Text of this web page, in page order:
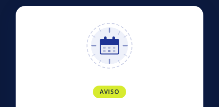
AVISO